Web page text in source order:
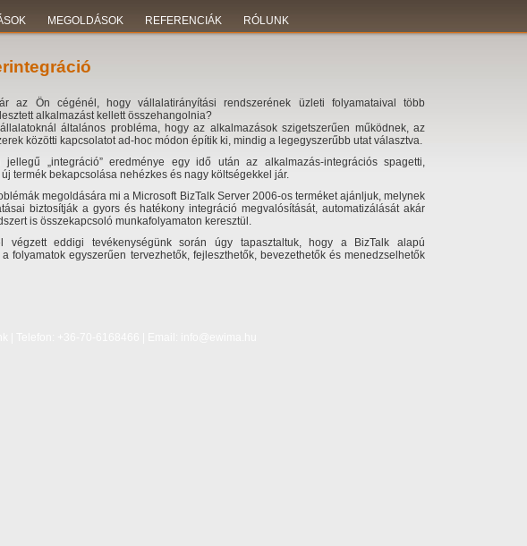
MEGOLDÁSOK REFERENCIÁK RÓLUNK
az Ön cégénél, hogy vállalatirányítási rendszerének üzleti folyamataival több
alkalmazást kellett összehangolnia?
általános probléma, hogy az alkalmazások szigetszerűen működnek, az
közötti kapcsolatot ad-hoc módon építik ki, mindig a legegyszerűbb utat választva.
„integráció” eredménye egy idő után az alkalmazás-integrációs spagetti,
termék bekapcsolása nehézkes és nagy költségekkel jár.
megoldására mi a Microsoft BizTalk Server 2006-os terméket ajánljuk, melynek
biztosítják a gyors és hatékony integráció megvalósítását, automatizálását akár
is összekapcsoló munkafolyamaton keresztül.
végzett eddigi tevékenységünk során úgy tapasztaltuk, hogy a BizTalk alapú
folyamatok egyszerűen tervezhetők, fejleszthetők, bevezethetők és menedzselhetők